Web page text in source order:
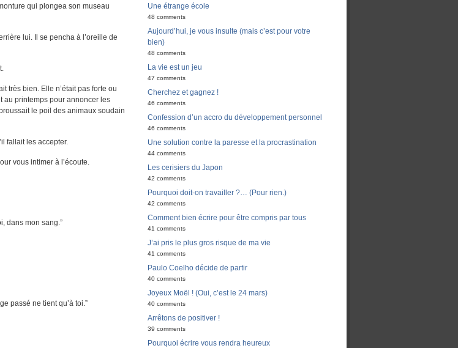
qui plongea son museau
lui. Il se pencha à l’oreille de
très bien. Elle n’était pas forte ou
au printemps pour annoncer les
le poil des animaux soudain
fallait les accepter.
vous intimer à l’écoute.
dans mon sang.”
passé ne tient qu’à toi.”
Une étrange école
48 comments
Aujourd’hui, je vous insulte (mais c’est pour votre
bien)
48 comments
La vie est un jeu
47 comments
Cherchez et gagnez !
46 comments
Confession d’un accro du développement personnel
46 comments
Une solution contre la paresse et la procrastination
44 comments
Les cerisiers du Japon
42 comments
Pourquoi doit-on travailler ?… (Pour rien.)
42 comments
Comment bien écrire pour être compris par tous
41 comments
J’ai pris le plus gros risque de ma vie
41 comments
Paulo Coelho décide de partir
40 comments
Joyeux Moël ! (Oui, c’est le 24 mars)
40 comments
Arrêtons de positiver !
39 comments
Pourquoi écrire vous rendra heureux